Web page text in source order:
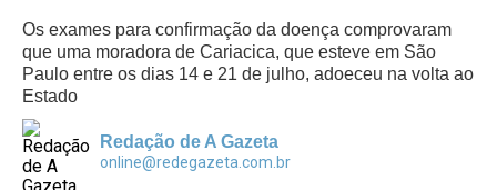
Os exames para confirmação da doença comprovaram
que uma moradora de Cariacica, que esteve em São
Paulo entre os dias 14 e 21 de julho, adoeceu na volta ao
Estado
Redação de A Gazeta
online@redegazeta.com.br